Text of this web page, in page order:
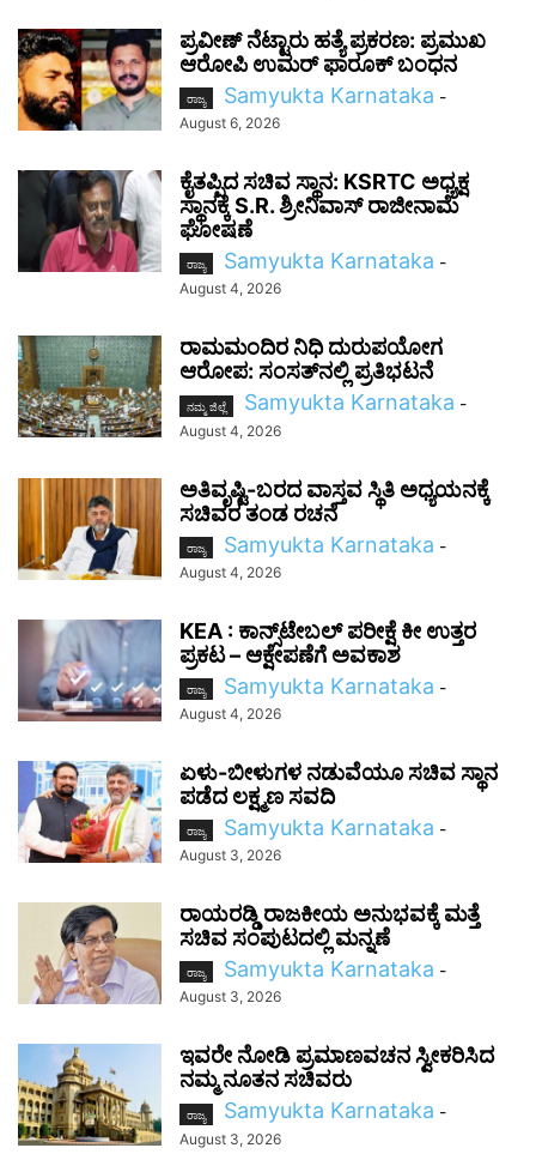
ಪ್ರವೀಣ್ ನೆಟ್ಟಾರು ಹತ್ಯೆ ಪ್ರಕರಣ: ಪ್ರಮುಖ
ಆರೋಪಿ ಉಮರ್ ಫಾರೂಕ್ ಬಂಧನ
ರಾಜ್ಯ Samyukta Karnataka -
August 6, 2026
ಕೈತಪ್ಪಿದ ಸಚಿವ ಸ್ಥಾನ: KSRTC ಅಧ್ಯಕ್ಷ
ಸ್ಥಾನಕ್ಕೆ S.R. ಶ್ರೀನಿವಾಸ್ ರಾಜೀನಾಮೆ
ಘೋಷಣೆ
ರಾಜ್ಯ Samyukta Karnataka -
August 4, 2026
ರಾಮಮಂದಿರ ನಿಧಿ ದುರುಪಯೋಗ
ಆರೋಪ: ಸಂಸತ್‌ನಲ್ಲಿ ಪ್ರತಿಭಟನೆ
ನಮ್ಮ ಜಿಲ್ಲೆ Samyukta Karnataka -
August 4, 2026
ಅತಿವೃಷ್ಟಿ-ಬರದ ವಾಸ್ತವ ಸ್ಥಿತಿ ಅಧ್ಯಯನಕ್ಕೆ
ಸಚಿವರ ತಂಡ ರಚನೆ
ರಾಜ್ಯ Samyukta Karnataka -
August 4, 2026
KEA : ಕಾನ್ಸ್‌ಟೇಬಲ್ ಪರೀಕ್ಷೆ ಕೀ ಉತ್ತರ
ಪ್ರಕಟ – ಆಕ್ಷೇಪಣೆಗೆ ಅವಕಾಶ
ರಾಜ್ಯ Samyukta Karnataka -
August 4, 2026
ಏಳು-ಬೀಳುಗಳ ನಡುವೆಯೂ ಸಚಿವ ಸ್ಥಾನ
ಪಡೆದ ಲಕ್ಷ್ಮಣ ಸವದಿ
ರಾಜ್ಯ Samyukta Karnataka -
August 3, 2026
ರಾಯರಡ್ಡಿ ರಾಜಕೀಯ ಅನುಭವಕ್ಕೆ ಮತ್ತೆ
ಸಚಿವ ಸಂಪುಟದಲ್ಲಿ ಮನ್ನಣೆ
ರಾಜ್ಯ Samyukta Karnataka -
August 3, 2026
ಇವರೇ ನೋಡಿ ಪ್ರಮಾಣವಚನ ಸ್ವೀಕರಿಸಿದ
ನಮ್ಮ ನೂತನ ಸಚಿವರು
ರಾಜ್ಯ Samyukta Karnataka -
August 3, 2026